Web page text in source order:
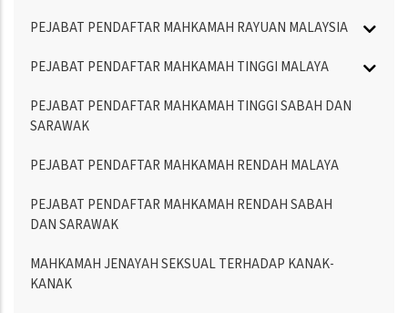
PEJABAT PENDAFTAR MAHKAMAH RAYUAN MALAYSIA
PEJABAT PENDAFTAR MAHKAMAH TINGGI MALAYA
PEJABAT PENDAFTAR MAHKAMAH TINGGI SABAH DAN
SARAWAK
PEJABAT PENDAFTAR MAHKAMAH RENDAH MALAYA
PEJABAT PENDAFTAR MAHKAMAH RENDAH SABAH
DAN SARAWAK
MAHKAMAH JENAYAH SEKSUAL TERHADAP KANAK-
KANAK